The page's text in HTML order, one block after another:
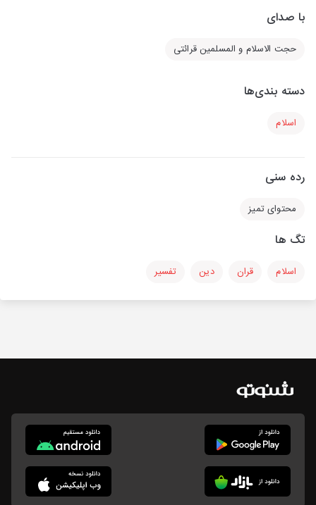
با صدای
حجت الاسلام و المسلمین قرائتی
دسته بندی‌ها
اسلام
رده سنی
محتوای تمیز
تگ ها
اسلام قران دین تفسیر